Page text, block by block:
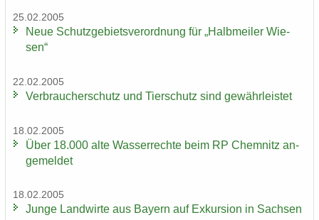
25.02.2005
Neue Schutz­ge­biets­ver­ord­nung für „Halb­mei­ler Wie­
sen“
22.02.2005
Ver­brau­cher­schutz und Tier­schutz sind ge­währ­leis­tet
18.02.2005
Über 18.000 alte Was­ser­rech­te beim RP Chem­nitz an­
ge­mel­det
18.02.2005
Junge Land­wir­te aus Bay­ern auf Ex­kur­si­on in Sach­sen